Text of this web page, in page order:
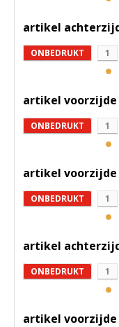
artikel
ONBEDRUKT 1
artikel voorzijde
ONBEDRUKT 1
artikel voorzijde
ONBEDRUKT 1
artikel
ONBEDRUKT 1
artikel voorzijde